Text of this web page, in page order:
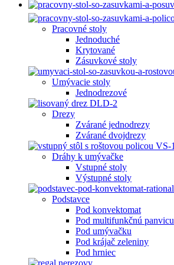
Pracovné stoly
Jednoduché
Krytované
Zásuvkové stoly
Umývacie stoly
Jednodrezové
Drezy
Zvárané jednodrezy
Zvárané dvojdrezy
Dráhy k umývačke
Vstupné stoly
Výstupné stoly
Podstavce
Pod konvektomat
Pod multifunkčnú panvicu
Pod umývačku
Pod krájač zeleniny
Pod hrniec